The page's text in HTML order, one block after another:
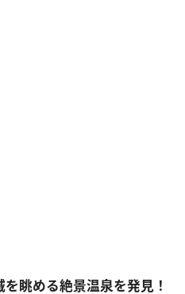
眺める絶景温泉を発見！